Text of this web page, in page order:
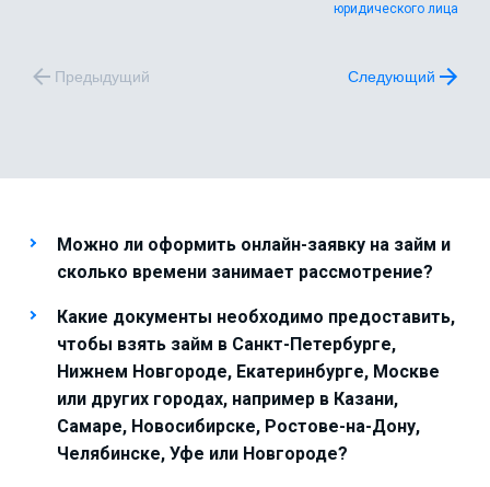
юридического лица
Предыдущий Следующий
Можно ли оформить онлайн-заявку на займ и
сколько времени занимает рассмотрение?
Какие документы необходимо предоставить,
чтобы взять займ в Санкт-Петербурге,
Нижнем Новгороде, Екатеринбурге, Москве
или других городах, например в Казани,
Самаре, Новосибирске, Ростове-на-Дону,
Челябинске, Уфе или Новгороде?